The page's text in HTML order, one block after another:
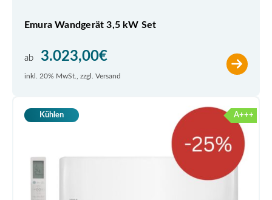
Emura Wandgerät 3,5 kW Set
ab 3.023,00€
inkl. 20% MwSt., zzgl. Versand
Kühlen A+++